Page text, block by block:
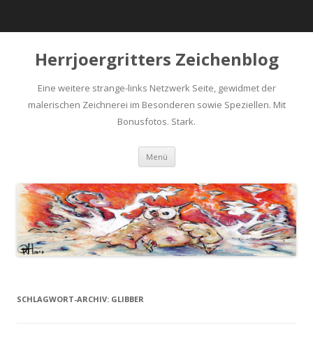
Herrjoergritters Zeichenblog
Eine weitere strange-links Netzwerk Seite, gewidmet der
malerischen Zeichnerei im Besonderen sowie Speziellen. Mit
Bonusfotos. Stark.
Menü Zum Inhalt springen
SCHLAGWORT-ARCHIV: GLIBBER